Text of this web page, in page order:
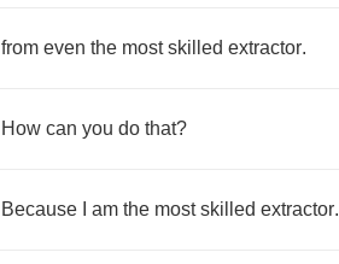
from even the most skilled extractor.
How can you do that?
Because am the most skilled extractor.